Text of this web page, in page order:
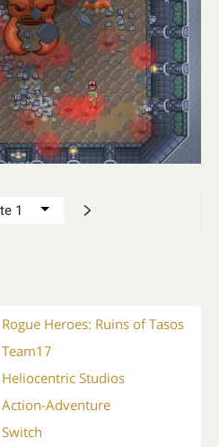
Rogue Heroes: Ruins of Tasos
Team17
Heliocentric Studios
Action-Adventure
Switch